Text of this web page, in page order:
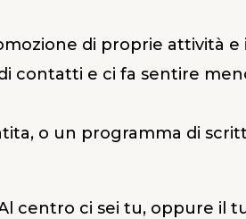
di proprie attività e
contatti e ci fa sentire
o un programma di
centro ci sei tu, oppure il